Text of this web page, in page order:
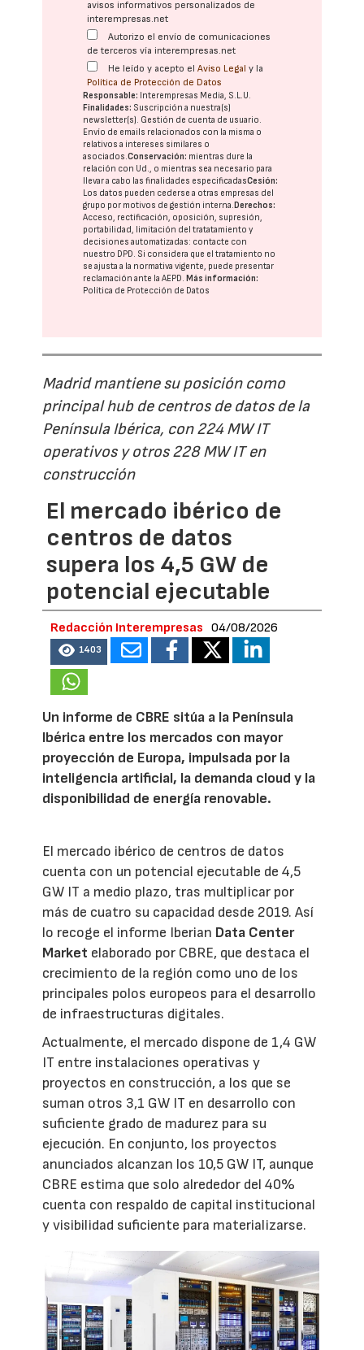
avisos informativos personalizados de
interempresas.net
Autorizo el envío de comunicaciones
de terceros vía interempresas.net
He leído y acepto elAviso Legal y la
Política de Protección de Datos
Responsable: Interempresas Media, S.L.U.
Finalidades: Suscripción a nuestra(s)
newsletter(s). Gestión de cuenta de usuario.
Envío de emails relacionados con la misma o
relativos a intereses similares o
asociados.Conservación: mientras dure la
relación con Ud., o mientras sea necesario para
llevar a cabo las finalidades especificadasCesión:
Los datos pueden cederse a otras empresas del
grupo por motivos de gestión interna. Derechos:
Acceso, rectificación, oposición, supresión,
portabilidad, limitación del tratatamiento y
decisiones automatizadas: contacte con
nuestro DPD. Si considera que el tratamiento no
se ajusta a la normativa vigente, puede presentar
reclamación ante laAEPD. Más información:
Política de Protección de Datos
Madrid mantiene su posición como
principal hub de centros de datos de la
Península Ibérica, con 224 MW IT
operativos y otros 228 MW IT en
construcción
El mercado ibérico de
centros de datos
supera los 4,5 GW de
potencial ejecutable
Redacción Interempresas 04/08/2026
1403
Un informe de CBRE sitúa a la Península
Ibérica entre los mercados con mayor
proyección de Europa, impulsada por la
inteligencia artificial, la demanda cloud y la
disponibilidad de energía renovable.
El mercado ibérico de centros de datos
cuenta con un potencial ejecutable de 4,5
GW IT a medio plazo, tras multiplicar por
más de cuatro su capacidad desde 2019. Así
lo recoge el informe Iberian Data Center
Market elaborado por CBRE, que destaca el
crecimiento de la región como uno de los
principales polos europeos para el desarrollo
de infraestructuras digitales.
Actualmente, el mercado dispone de 1,4 GW
IT entre instalaciones operativas y
proyectos en construcción, a los que se
suman otros 3,1 GW IT en desarrollo con
suficiente grado de madurez para su
ejecución. En conjunto, los proyectos
anunciados alcanzan los 10,5 GW IT, aunque
CBRE estima que solo alrededor del 40%
cuenta con respaldo de capital institucional
y visibilidad suficiente para materializarse.